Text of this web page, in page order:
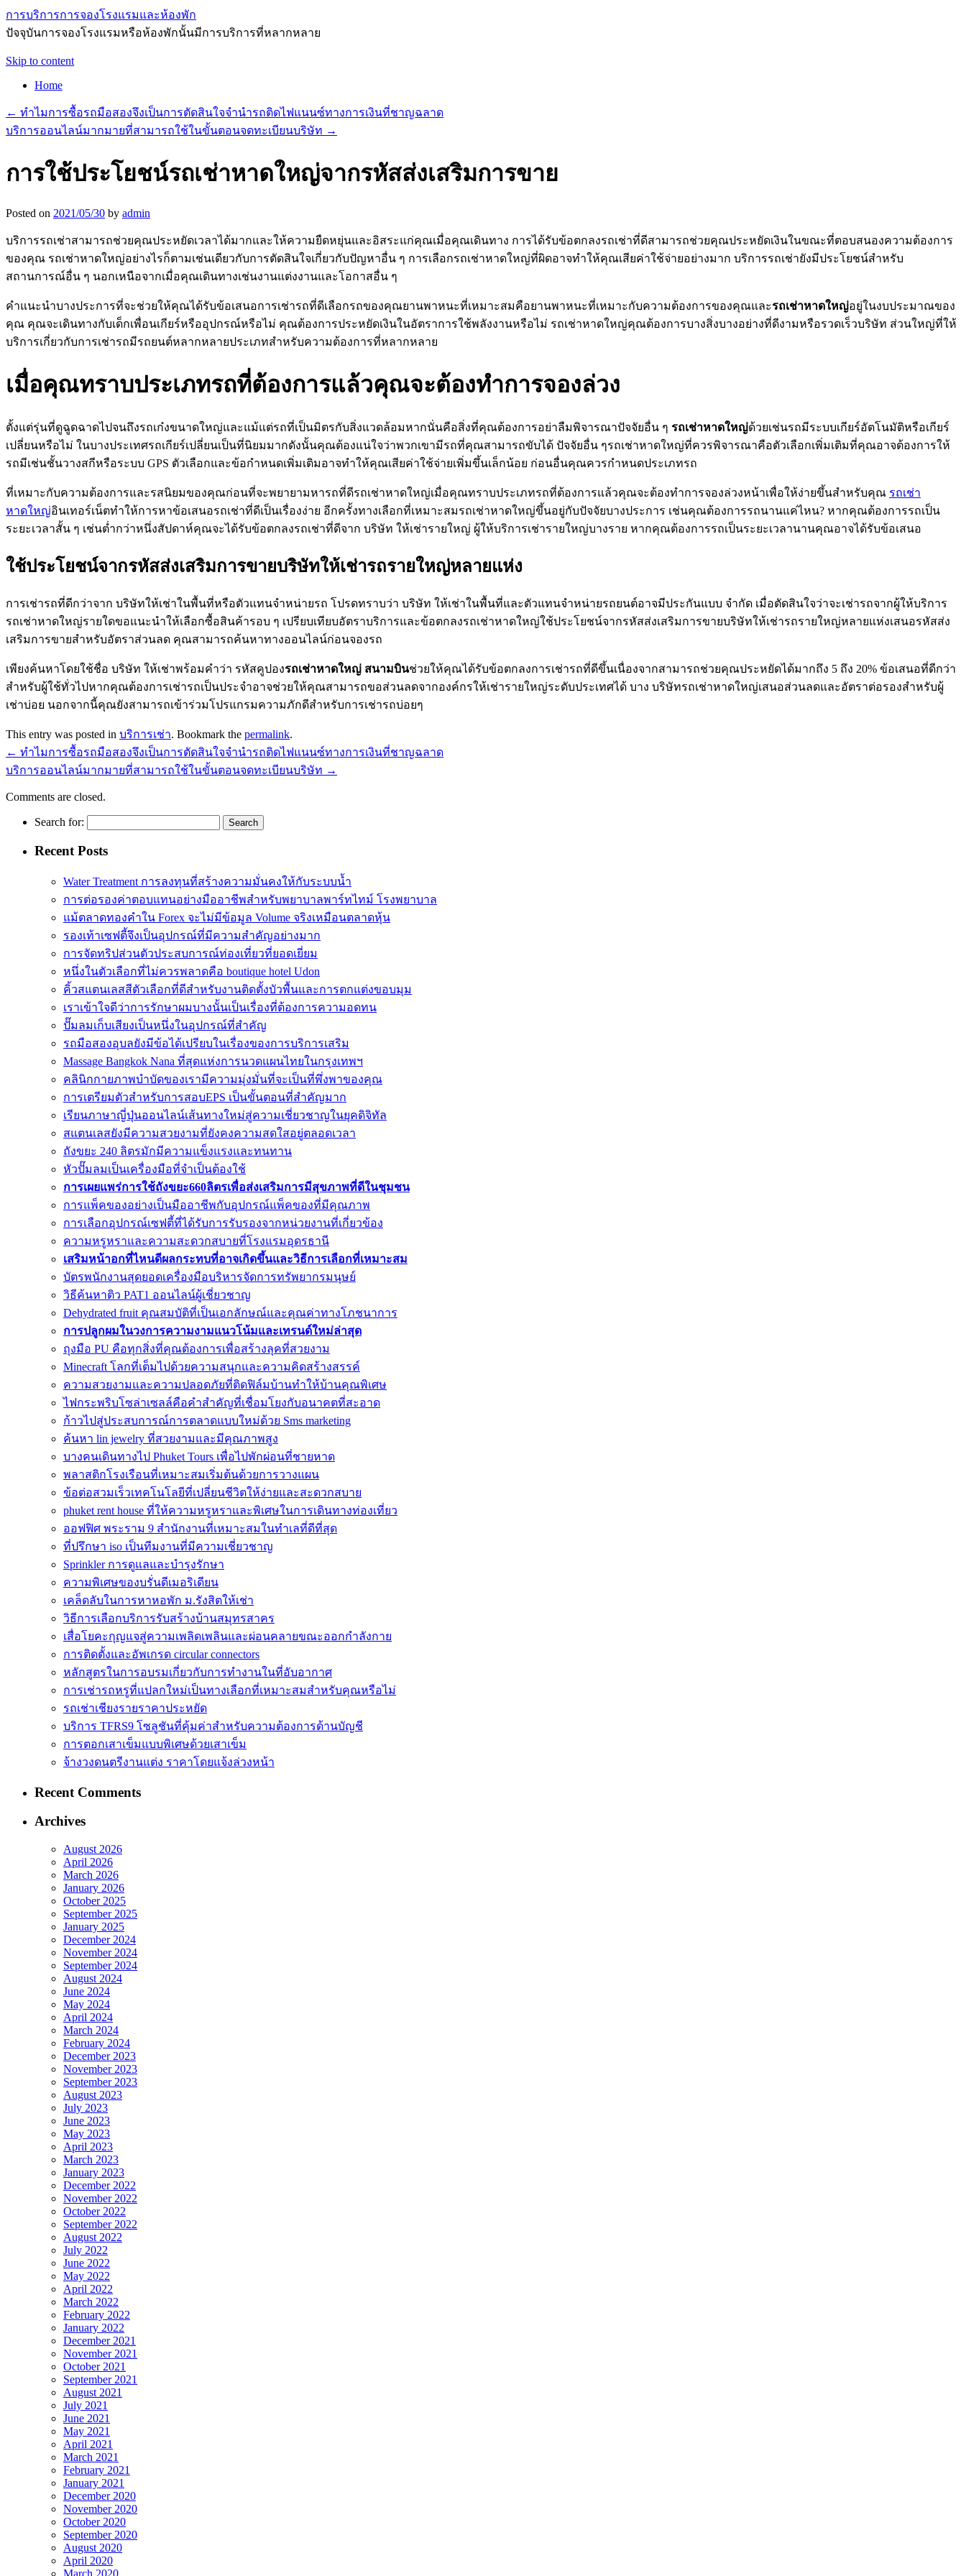
การบริการการจองโรงแรมและห้องพัก
ปัจจุบันการจองโรงแรมหรือห้องพักนั้นมีการบริการที่หลากหลาย
Skip to content
Home
← ทำไมการซื้อรถมือสองจึงเป็นการตัดสินใจจำนำรถติดไฟแนนซ์ทางการเงินที่ชาญฉลาด
บริการออนไลน์มากมายที่สามารถใช้ในขั้นตอนจดทะเบียนบริษัท →
การใช้ประโยชน์รถเช่าหาดใหญ่จากรหัสส่งเสริมการขาย
Posted on 2021/05/30 by admin
บริการรถเช่าสามารถช่วยคุณประหยัดเวลาได้มากและให้ความยืดหยุ่นและอิสระแก่คุณเมื่อคุณเดินทาง การได้รับข้อตกลงรถเช่าที่ดีสามารถช่วยคุณประหยัดเงินในขณะที่ตอบสนองความต้องการ
ของคุณ รถเช่าหาดใหญ่อย่างไรก็ตามเช่นเดียวกับการตัดสินใจเกี่ยวกับปัญหาอื่น ๆ การเลือกรถเช่าหาดใหญ่ที่ผิดอาจทำให้คุณเสียค่าใช้จ่ายอย่างมาก บริการรถเช่ายังมีประโยชน์สำหรับ
สถานการณ์อื่น ๆ นอกเหนือจากเมื่อคุณเดินทางเช่นงานแต่งงานและโอกาสอื่น ๆ
คำแนะนำบางประการที่จะช่วยให้คุณได้รับข้อเสนอการเช่ารถที่ดีเลือกรถของคุณยานพาหนะที่เหมาะสมคือยานพาหนะที่เหมาะกับความต้องการของคุณและรถเช่าหาดใหญ่อยู่ในงบประมาณของ
คุณ คุณจะเดินทางกับเด็กเพื่อนเกียร์หรืออุปกรณ์หรือไม่ คุณต้องการประหยัดเงินในอัตราการใช้พลังงานหรือไม่ รถเช่าหาดใหญ่คุณต้องการบางสิ่งบางอย่างที่ดีงามหรือรวดเร็วบริษัท ส่วนใหญ่ที่ให้
บริการเกี่ยวกับการเช่ารถมีรถยนต์หลากหลายประเภทสำหรับความต้องการที่หลากหลาย
เมื่อคุณทราบประเภทรถที่ต้องการแล้วคุณจะต้องทำการจองล่วง
ตั้งแต่รุ่นที่ดูฉูดฉาดไปจนถึงรถเก๋งขนาดใหญ่และแม้แต่รถที่เป็นมิตรกับสิ่งแวดล้อมหากนั่นคือสิ่งที่คุณต้องการอย่าลืมพิจารณาปัจจัยอื่น ๆ รถเช่าหาดใหญ่ด้วยเช่นรถมีระบบเกียร์อัตโนมัติหรือเกียร์
เปลี่ยนหรือไม่ ในบางประเทศรถเกียร์เปลี่ยนเป็นที่นิยมมากดังนั้นคุณต้องแน่ใจว่าพวกเขามีรถที่คุณสามารถขับได้ ปัจจัยอื่น ๆรถเช่าหาดใหญ่ที่ควรพิจารณาคือตัวเลือกเพิ่มเติมที่คุณอาจต้องการให้
รถมีเช่นชั้นวางสกีหรือระบบ GPS ตัวเลือกและข้อกำหนดเพิ่มเติมอาจทำให้คุณเสียค่าใช้จ่ายเพิ่มขึ้นเล็กน้อย ก่อนอื่นคุณควรกำหนดประเภทรถ
ที่เหมาะกับความต้องการและรสนิยมของคุณก่อนที่จะพยายามหารถที่ดีรถเช่าหาดใหญ่เมื่อคุณทราบประเภทรถที่ต้องการแล้วคุณจะต้องทำการจองล่วงหน้าเพื่อให้ง่ายขึ้นสำหรับคุณ รถเช่า
หาดใหญ่อินเทอร์เน็ตทำให้การหาข้อเสนอรถเช่าที่ดีเป็นเรื่องง่าย อีกครั้งทางเลือกที่เหมาะสมรถเช่าหาดใหญ่ขึ้นอยู่กับปัจจัยบางประการ เช่นคุณต้องการรถนานแค่ไหน? หากคุณต้องการรถเป็น
ระยะเวลาสั้น ๆ เช่นต่ำกว่าหนึ่งสัปดาห์คุณจะได้รับข้อตกลงรถเช่าที่ดีจาก บริษัท ให้เช่ารายใหญ่ ผู้ให้บริการเช่ารายใหญ่บางราย หากคุณต้องการรถเป็นระยะเวลานานคุณอาจได้รับข้อเสนอ
ใช้ประโยชน์จากรหัสส่งเสริมการขายบริษัทให้เช่ารถรายใหญ่หลายแห่ง
การเช่ารถที่ดีกว่าจาก บริษัทให้เช่าในพื้นที่หรือตัวแทนจำหน่ายรถ โปรดทราบว่า บริษัท ให้เช่าในพื้นที่และตัวแทนจำหน่ายรถยนต์อาจมีประกันแบบ จำกัด เมื่อตัดสินใจว่าจะเช่ารถจากผู้ให้บริการ
รถเช่าหาดใหญ่รายใดขอแนะนำให้เลือกซื้อสินค้ารอบ ๆ เปรียบเทียบอัตราบริการและข้อตกลงรถเช่าหาดใหญ่ใช้ประโยชน์จากรหัสส่งเสริมการขายบริษัทให้เช่ารถรายใหญ่หลายแห่งเสนอรหัสส่ง
เสริมการขายสำหรับอัตราส่วนลด คุณสามารถค้นหาทางออนไลน์ก่อนจองรถ
เพียงค้นหาโดยใช้ชื่อ บริษัท ให้เช่าพร้อมคำว่า รหัสคูปองรถเช่าหาดใหญ่ สนามบินช่วยให้คุณได้รับข้อตกลงการเช่ารถที่ดีขึ้นเนื่องจากสามารถช่วยคุณประหยัดได้มากถึง 5 ถึง 20% ข้อเสนอที่ดีกว่า
สำหรับผู้ใช้ทั่วไปหากคุณต้องการเช่ารถเป็นประจำอาจช่วยให้คุณสามารถขอส่วนลดจากองค์กรให้เช่ารายใหญ่ระดับประเทศได้ บาง บริษัทรถเช่าหาดใหญ่เสนอส่วนลดและอัตราต่อรองสำหรับผู้
เช่าบ่อย นอกจากนี้คุณยังสามารถเข้าร่วมโปรแกรมความภักดีสำหรับการเช่ารถบ่อยๆ
This entry was posted in บริการเช่า. Bookmark the permalink.
← ทำไมการซื้อรถมือสองจึงเป็นการตัดสินใจจำนำรถติดไฟแนนซ์ทางการเงินที่ชาญฉลาด
บริการออนไลน์มากมายที่สามารถใช้ในขั้นตอนจดทะเบียนบริษัท →
Comments are closed.
Search for:
Recent Posts
Water Treatment การลงทุนที่สร้างความมั่นคงให้กับระบบน้ำ
การต่อรองค่าตอบแทนอย่างมืออาชีพสำหรับพยาบาลพาร์ทไทม์ โรงพยาบาล
แม้ตลาดทองคำใน Forex จะไม่มีข้อมูล Volume จริงเหมือนตลาดหุ้น
รองเท้าเซฟตี้จึงเป็นอุปกรณ์ที่มีความสำคัญอย่างมาก
การจัดทริปส่วนตัวประสบการณ์ท่องเที่ยวที่ยอดเยี่ยม
หนึ่งในตัวเลือกที่ไม่ควรพลาดคือ boutique hotel Udon
คิ้วสแตนเลสสีตัวเลือกที่ดีสำหรับงานติดตั้งบัวพื้นและการตกแต่งขอบมุม
เราเข้าใจดีว่าการรักษาผมบางนั้นเป็นเรื่องที่ต้องการความอดทน
ปั๊มลมเก็บเสียงเป็นหนึ่งในอุปกรณ์ที่สำคัญ
รถมือสองอุบลยังมีข้อได้เปรียบในเรื่องของการบริการเสริม
Massage Bangkok Nana ที่สุดแห่งการนวดแผนไทยในกรุงเทพฯ
คลินิกกายภาพบำบัดของเรามีความมุ่งมั่นที่จะเป็นที่พึ่งพาของคุณ
การเตรียมตัวสำหรับการสอบEPS เป็นขั้นตอนที่สำคัญมาก
เรียนภาษาญี่ปุ่นออนไลน์เส้นทางใหม่สู่ความเชี่ยวชาญในยุคดิจิทัล
สแตนเลสยังมีความสวยงามที่ยังคงความสดใสอยู่ตลอดเวลา
ถังขยะ 240 ลิตรมักมีความแข็งแรงและทนทาน
หัวปั๊มลมเป็นเครื่องมือที่จำเป็นต้องใช้
การเผยแพร่การใช้ถังขยะ660ลิตรเพื่อส่งเสริมการมีสุขภาพที่ดีในชุมชน
การแพ็คของอย่างเป็นมืออาชีพกับอุปกรณ์แพ็คของที่มีคุณภาพ
การเลือกอุปกรณ์เซฟตี้ที่ได้รับการรับรองจากหน่วยงานที่เกี่ยวข้อง
ความหรูหราและความสะดวกสบายที่โรงแรมอุดรธานี
เสริมหน้าอกที่ไหนดีผลกระทบที่อาจเกิดขึ้นและวิธีการเลือกที่เหมาะสม
บัตรพนักงานสุดยอดเครื่องมือบริหารจัดการทรัพยากรมนุษย์
วิธีค้นหาติว PAT1 ออนไลน์ผู้เชี่ยวชาญ
Dehydrated fruit คุณสมบัติที่เป็นเอกลักษณ์และคุณค่าทางโภชนาการ
การปลูกผมในวงการความงามแนวโน้มและเทรนด์ใหม่ล่าสุด
ถุงมือ PU คือทุกสิ่งที่คุณต้องการเพื่อสร้างลุคที่สวยงาม
Minecraft โลกที่เต็มไปด้วยความสนุกและความคิดสร้างสรรค์
ความสวยงามและความปลอดภัยที่ติดฟิล์มบ้านทำให้บ้านคุณพิเศษ
ไฟกระพริบโซล่าเซลล์คือคำสำคัญที่เชื่อมโยงกับอนาคตที่สะอาด
ก้าวไปสู่ประสบการณ์การตลาดแบบใหม่ด้วย Sms marketing
ค้นหา lin jewelry ที่สวยงามและมีคุณภาพสูง
บางคนเดินทางไป Phuket Tours เพื่อไปพักผ่อนที่ชายหาด
พลาสติกโรงเรือนที่เหมาะสมเริ่มต้นด้วยการวางแผน
ข้อต่อสวมเร็วเทคโนโลยีที่เปลี่ยนชีวิตให้ง่ายและสะดวกสบาย
phuket rent house ที่ให้ความหรูหราและพิเศษในการเดินทางท่องเที่ยว
ออฟฟิศ พระราม 9 สำนักงานที่เหมาะสมในทำเลที่ดีที่สุด
ที่ปรึกษา iso เป็นทีมงานที่มีความเชี่ยวชาญ
Sprinkler การดูแลและบำรุงรักษา
ความพิเศษของบรั่นดีเมอริเดียน
เคล็ดลับในการหาหอพัก ม.รังสิตให้เช่า
วิธีการเลือกบริการรับสร้างบ้านสมุทรสาคร
เสื่อโยคะกุญแจสู่ความเพลิดเพลินและผ่อนคลายขณะออกกำลังกาย
การติดตั้งและอัพเกรด circular connectors
หลักสูตรในการอบรมเกี่ยวกับการทำงานในที่อับอากาศ
การเช่ารถหรูที่แปลกใหม่เป็นทางเลือกที่เหมาะสมสำหรับคุณหรือไม่
รถเช่าเชียงรายราคาประหยัด
บริการ TFRS9 โซลูชันที่คุ้มค่าสำหรับความต้องการด้านบัญชี
การตอกเสาเข็มแบบพิเศษด้วยเสาเข็ม
จ้างวงดนตรีงานแต่ง ราคาโดยแจ้งล่วงหน้า
Recent Comments
Archives
August 2026
April 2026
March 2026
January 2026
October 2025
September 2025
January 2025
December 2024
November 2024
September 2024
August 2024
June 2024
May 2024
April 2024
March 2024
February 2024
December 2023
November 2023
September 2023
August 2023
July 2023
June 2023
May 2023
April 2023
March 2023
January 2023
December 2022
November 2022
October 2022
September 2022
August 2022
July 2022
June 2022
May 2022
April 2022
March 2022
February 2022
January 2022
December 2021
November 2021
October 2021
September 2021
August 2021
July 2021
June 2021
May 2021
April 2021
March 2021
February 2021
January 2021
December 2020
November 2020
October 2020
September 2020
August 2020
April 2020